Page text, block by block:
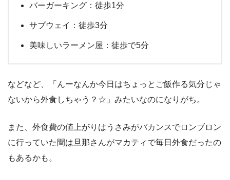
バーガーキング：徒歩1分
サブウェイ：徒歩3分
美味しいラーメン屋：徒歩で5分
などなど、「んーなんか今日はちょっとご飯作る気分じゃ
ないから外食しちゃう？☆」みたいなのになりがち。
また、外食費の値上がりはうさみがバカンスでロンブロン
に行っていた間は旦那さんがマカティで毎日外食だったの
もあるかも。